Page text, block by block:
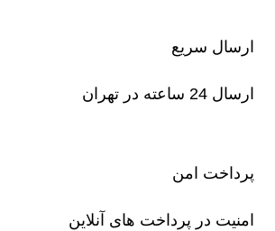
ارسال سریع
ارسال 24 ساعته در تهران
پرداخت امن
امنیت در پرداخت های آنلاین